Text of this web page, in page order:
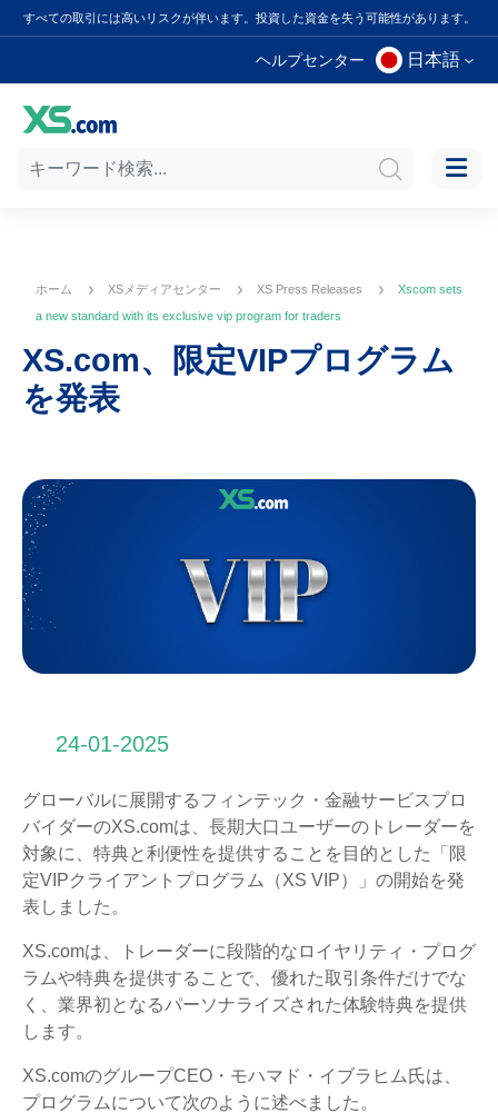
すべての取引には高いリスクが伴います。投資した資金を失う可能性があります。
ヘルプセンター 日本語
ホーム XSメディアセンター XS Press Releases
Xscom sets
a new standard with its exclusive vip program for traders
XS.com、限定VIPプログラム
を発表
24-01-2025
グローバルに展開するフィンテック・金融サービスプロ
バイダーのXS.comは、長期大口ユーザーのトレーダーを
対象に、特典と利便性を提供することを目的とした「限
定VIPクライアントプログラム（XS VIP）」の開始を発
表しました。
XS.comは、トレーダーに段階的なロイヤリティ・プログ
ラムや特典を提供することで、優れた取引条件だけでな
く、業界初となるパーソナライズされた体験特典を提供
します。
XS.comのグループCEO・モハマド・イブラヒム氏は、
プログラムについて次のように述べました。